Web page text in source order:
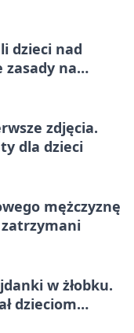
dzieci nad
zasady na
zdjęcia.
dla dzieci
mężczyznę
w żłobku.
dzieciom